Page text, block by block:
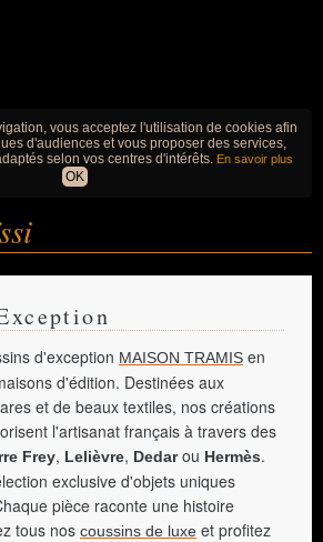
vous acceptez l'utilisation de cookies afin
d'audiences et vous proposer des services,
selon vos centres d'intérêts. En savoir plus
OK
d'exception MAISON TRAMIS en
d'édition. Destinées aux
et de beaux textiles, nos créations
l'artisanat français à travers des
Frey, Lelièvre, Dedarou Hermès.
exclusive d'objets uniques
pièce raconte une histoire
tous nos coussins de luxe et profitez